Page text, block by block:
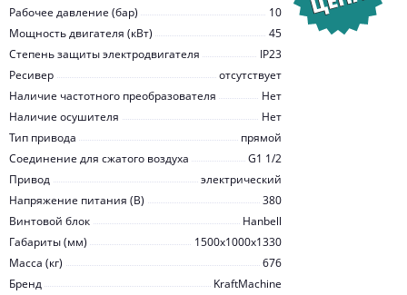
Рабочее давление (бар)
10
Мощность двигателя (кВт)
45
Степень защиты электродвигателя
IP23
Ресивер
отсутствует
Наличие частотного преобразователя
Нет
Наличие осушителя
Нет
Тип привода
прямой
Соединение для сжатого воздуха
G1 1/2
Привод
электрический
Напряжение питания (В)
380
Винтовой блок
Hanbell
Габариты (мм)
1500x1000x1330
Масса (кг)
676
Бренд
KraftMachine